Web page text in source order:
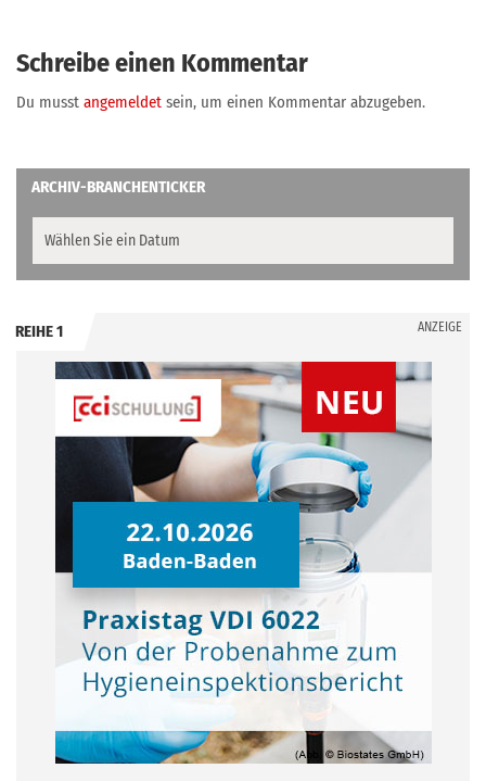
Schreibe einen Kommentar
Du musst angemeldet sein, um einen Kommentar abzugeben.
ARCHIV-BRANCHENTICKER
REIHE 1 ANZEIGE